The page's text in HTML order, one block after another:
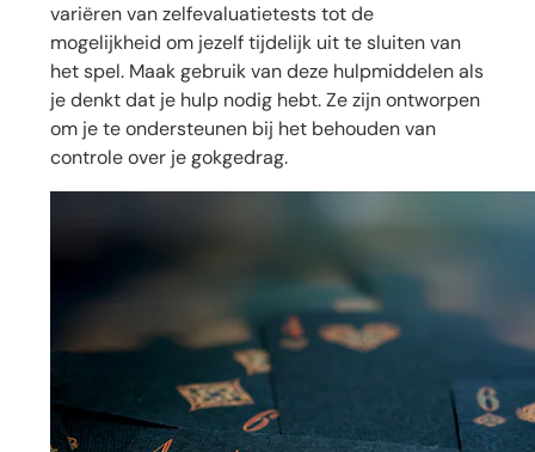
variëren van zelfevaluatietests tot de
mogelijkheid om jezelf tijdelijk uit te sluiten van
het spel. Maak gebruik van deze hulpmiddelen als
je denkt dat je hulp nodig hebt. Ze zijn ontworpen
om je te ondersteunen bij het behouden van
controle over je gokgedrag.